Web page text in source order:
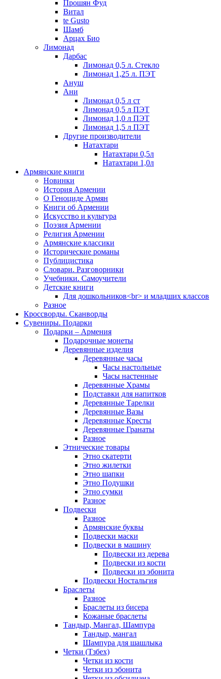
Прошян Фуд
Витал
te Gusto
Шамб
Арцах Био
Лимонад
Дарбас
Лимонад 0,5 л. Стекло
Лимонад 1,25 л. ПЭТ
Ануш
Ани
Лимонад 0,5 л ст
Лимонад 0,5 л ПЭТ
Лимонад 1,0 л ПЭТ
Лимонад 1,5 л ПЭТ
Другие производители
Натахтари
Натахтари 0,5л
Натахтари 1,0л
Армянские книги
Новинки
История Армении
О Геноциде Армян
Книги об Армении
Иcкусство и культура
Поэзия Армении
Религия Армении
Армянские классики
Исторические романы
Публицистика
Словари. Разговорники
Учебники. Самоучители
Детские книги
Для дошкольников<br> и младших классов
Разное
Кроссворды. Сканворды
Сувениры. Подарки
Подарки – Армения
Подарочные монеты
Деревянные изделия
Деревянные часы
Часы настольные
Часы настенные
Деревянные Храмы
Подставки для напитков
Деревянные Тарелки
Деревянные Вазы
Деревянные Кресты
Деревянные Гранаты
Разное
Этнические товары
Этно скатерти
Этно жилетки
Этно шапки
Этно Подушки
Этно сумки
Разное
Подвески
Разное
Армянские буквы
Подвески маски
Подвески в машину
Подвески из дерева
Подвески из кости
Подвески из эбонита
Подвески Ностальгия
Браслеты
Разное
Браслеты из бисера
Кожаные браслеты
Тандыр, Мангал, Шампура
Тандыр, мангал
Шампура для шашлыка
Четки (Тзбех)
Четки из кости
Четки из эбонита